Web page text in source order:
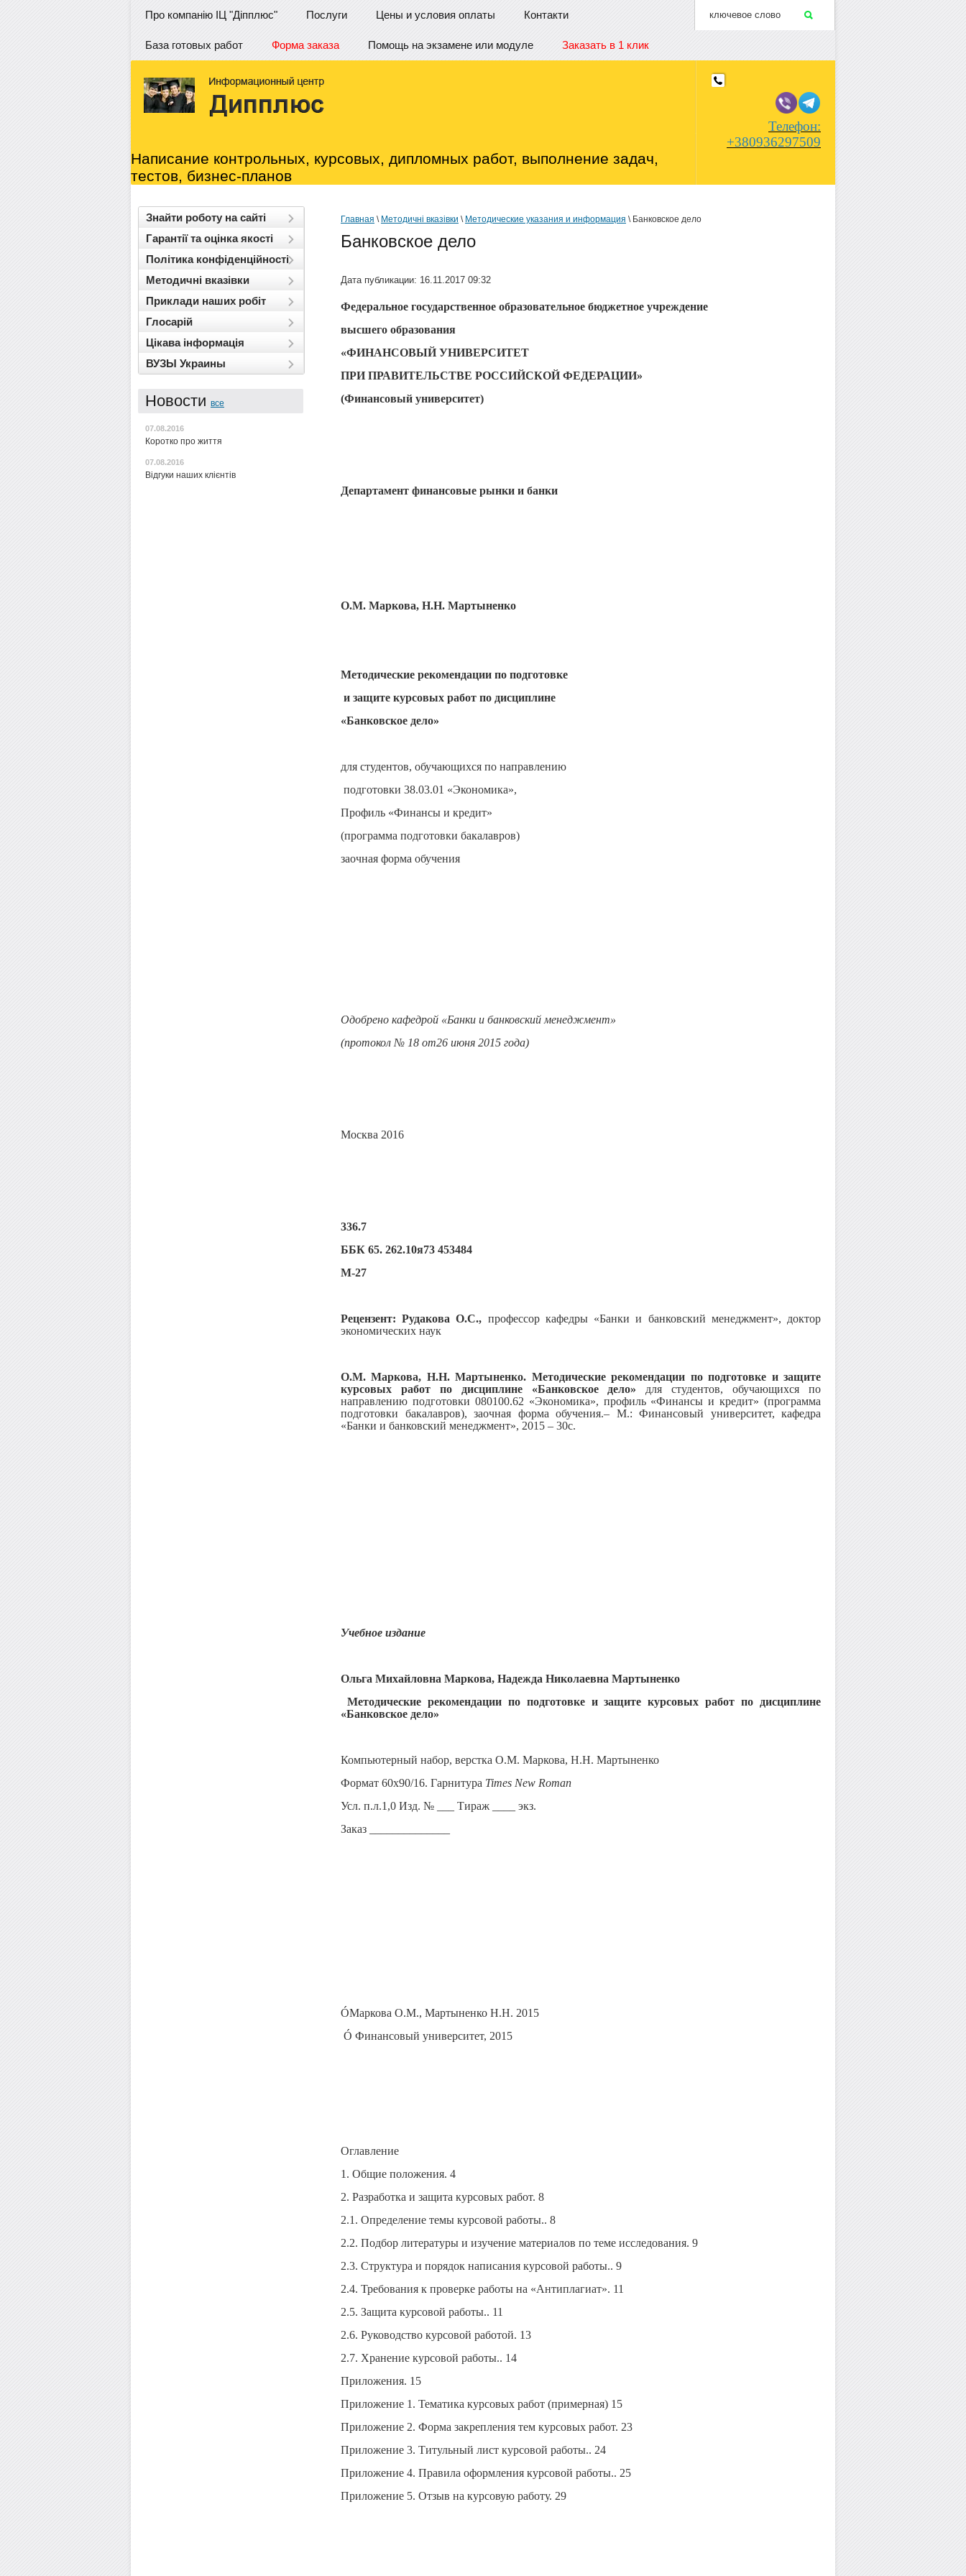
Про компанію ІЦ "Діпплюс" Послуги Цены и условия оплаты Контакти
База готовых работ Форма заказа Помощь на экзамене или модуле Заказать в 1 клик
Написание контрольных, курсовых, дипломных работ, выполнение задач,
тестов, бизнес-планов
Телефон:
+380936297509
Знайти роботу на сайті
Гарантії та оцінка якості
Політика конфіденційності
Методичні вказівки
Приклади наших робіт
Глосарій
Цікава інформація
ВУЗЫ Украины
Новости все
07.08.2016
Коротко про життя
07.08.2016
Відгуки наших клієнтів
Главная \ Методичні вказівки \ Методические указания и информация \ Банковское дело
Банковское дело
Дата публикации: 16.11.2017 09:32
Федеральное государственное образовательное бюджетное учреждение
высшего образования
«ФИНАНСОВЫЙ УНИВЕРСИТЕТ
ПРИ ПРАВИТЕЛЬСТВЕ РОССИЙСКОЙ ФЕДЕРАЦИИ»
(Финансовый университет)
Департамент финансовые рынки и банки
О.М. Маркова, Н.Н. Мартыненко
Методические рекомендации по подготовке
и защите курсовых работ по дисциплине
«Банковское дело»
для студентов, обучающихся по направлению
подготовки 38.03.01 «Экономика»,
Профиль «Финансы и кредит»
(программа подготовки бакалавров)
заочная форма обучения
Одобрено кафедрой «Банки и банковский менеджмент»
(протокол № 18 от26 июня 2015 года)
Москва 2016
336.7
ББК 65. 262.10я73 453484
М-27
Рецензент: Рудакова О.С., профессор кафедры «Банки и банковский менеджмент», доктор
экономических наук
О.М. Маркова, Н.Н. Мартыненко. Методические рекомендации по подготовке и защите
курсовых работ по дисциплине «Банковское дело» для студентов, обучающихся по
направлению подготовки 080100.62 «Экономика», профиль «Финансы и кредит» (программа
подготовки бакалавров), заочная форма обучения.– М.: Финансовый университет, кафедра
«Банки и банковский менеджмент», 2015 – 30с.
Учебное издание
Ольга Михайловна Маркова, Надежда Николаевна Мартыненко
Методические рекомендации по подготовке и защите курсовых работ по дисциплине
«Банковское дело»
Компьютерный набор, верстка О.М. Маркова, Н.Н. Мартыненко
Формат 60х90/16. Гарнитура Times New Roman
Усл. п.л.1,0 Изд. № ___ Тираж ____ экз.
Заказ ______________
ÓМаркова О.М., Мартыненко Н.Н. 2015
Ó Финансовый университет, 2015
Оглавление
1. Общие положения. 4
2. Разработка и защита курсовых работ. 8
2.1. Определение темы курсовой работы.. 8
2.2. Подбор литературы и изучение материалов по теме исследования. 9
2.3. Структура и порядок написания курсовой работы.. 9
2.4. Требования к проверке работы на «Антиплагиат». 11
2.5. Защита курсовой работы.. 11
2.6. Руководство курсовой работой. 13
2.7. Хранение курсовой работы.. 14
Приложения. 15
Приложение 1. Тематика курсовых работ (примерная) 15
Приложение 2. Форма закрепления тем курсовых работ. 23
Приложение 3. Титульный лист курсовой работы.. 24
Приложение 4. Правила оформления курсовой работы.. 25
Приложение 5. Отзыв на курсовую работу. 29